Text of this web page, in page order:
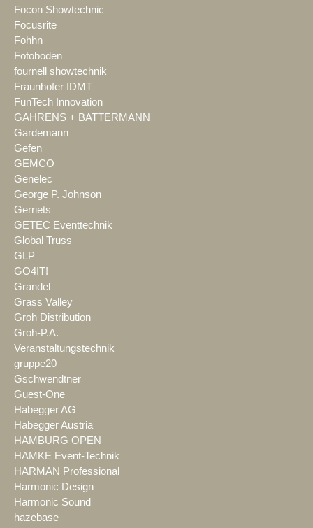
Focon Showtechnic
Focusrite
Fohhn
Fotoboden
fournell showtechnik
Fraunhofer IDMT
FunTech Innovation
GAHRENS + BATTERMANN
Gardemann
Gefen
GEMCO
Genelec
George P. Johnson
Gerriets
GETEC Eventtechnik
Global Truss
GLP
GO4IT!
Grandel
Grass Valley
Groh Distribution
Groh-P.A.
Veranstaltungstechnik
gruppe20
Gschwendtner
Guest-One
Habegger AG
Habegger Austria
HAMBURG OPEN
HAMKE Event-Technik
HARMAN Professional
Harmonic Design
Harmonic Sound
hazebase